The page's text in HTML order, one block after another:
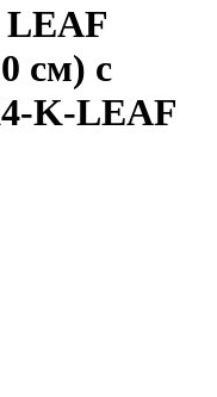
см) с
K-LEAF